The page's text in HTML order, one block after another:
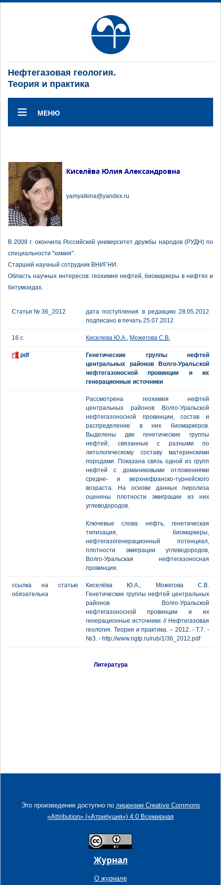
Нефтегазовая геология.
Теория и практика
МЕНЮ
Киселёва Юлия Александровна
yamyalkina@yandex.ru
В 2008 г. окончила Росcийский университет дружбы народов (РУДН) по
специальности "химия".
Старший научный сотрудник ВНИГНИ.
Область научных интересов: геохимия нефтей, биомаркеры в нефтях и
битумоидах.
Статья № 36_2012
дата поступления в редакцию 28.05.2012
подписано в печать 25.07.2012
16 с. Киселева Ю.А., Можегова С.В.
pdf
Генетические группы нефтей
центральных районов Волго-Уральской
нефтегазоносной провинции и их
генерационные источники
Рассмотрена геохимия нефтей
центральных районов Волго-Уральской
нефтегазоносной провинции, состав и
распределение в них биомаркеров.
Выделены две генетические группы
нефтей, связанные с разными по
литологическому составу материнскими
породами. Показана связь одной из групп
нефтей с доманиковыми отложениями
средне- и верхнефранско-турнейского
возраста. На основе данных пиролиза
оценены плотности эмиграции из них
углеводородов.
Ключевые слова: нефть, генетическая
типизация, биомаркеры,
нефтегазогенерационный потенциал,
плотности эмиграции углеводородов,
Волго-Уральская нефтегазоносная
провинция.
ссылка на статью
обязательна
Киселёва Ю.А., Можегова С.В.
Генетические группы нефтей центральных
районов Волго-Уральской
нефтегазоносной провинции и их
генерационные источники // Нефтегазовая
геология. Теория и практика. – 2012. - Т.7. -
№3. - http://www.ngtp.ru/rub/1/36_2012.pdf
Литература
Это произведение доступно по лицензии Creative Commons
«Attribution» («Атрибуция») 4.0 Всемирная
Журнал
О журнале